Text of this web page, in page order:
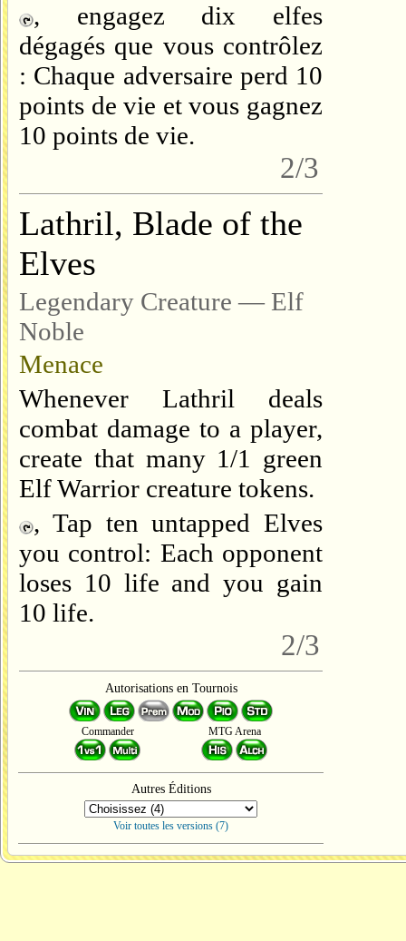
, engagez dix elfes
dégagés que vous contrôlez
: Chaque adversaire perd 10
points de vie et vous gagnez
10 points de vie.
2/3
Lathril, Blade of the
Elves
Legendary Creature — Elf
Noble
Menace
Whenever Lathril deals
combat damage to a player,
create that many 1/1 green
Elf Warrior creature tokens.
, Tap ten untapped Elves
you control: Each opponent
loses 10 life and you gain
10 life.
2/3
Autorisations en Tournois
Commander MTG Arena
Autres Éditions
Voir toutes les versions (7)